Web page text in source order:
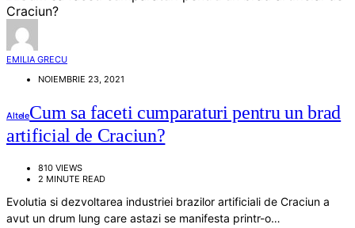
EMILIA GRECU
NOIEMBRIE 23, 2021
AlteleCum sa faceti cumparaturi pentru un brad
artificial de Craciun?
810 VIEWS
2 MINUTE READ
Evolutia si dezvoltarea industriei brazilor artificiali de Craciun a
avut un drum lung care astazi se manifesta printr-o…